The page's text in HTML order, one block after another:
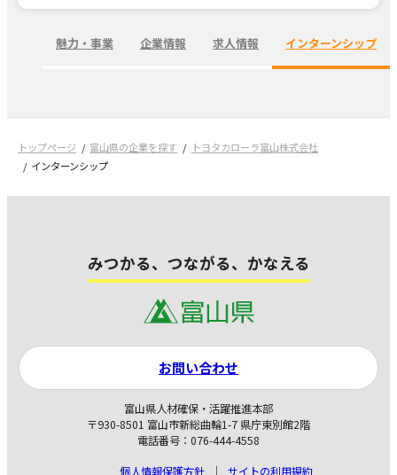
魅力・事業 企業情報 求人情報 インターンシップ
トップページ 富山県の企業を探す
トヨタカローラ富山株式会社
インターンシップ
みつかる、つながる、かなえる
富山県人材確保・活躍推進本部
〒930-8501 富山市新総曲輪1-7 県庁東別館2階
電話番号：076-444-4558
個人情報保護方針
サイトの利用規約
お問い合わせ